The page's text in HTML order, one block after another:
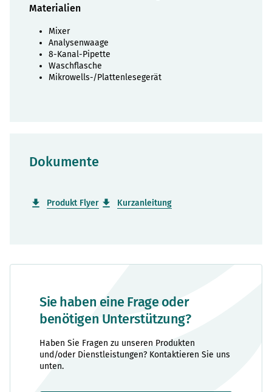
Sie haben eine Frage oder
benötigen Unterstützung?
Haben Sie Fragen zu unseren Produkten
und/oder Dienstleistungen? Kontaktieren Sie uns
unten.
Materialien
Mixer
Analysenwaage
8-Kanal-Pipette
Waschflasche
Mikrowells-/Plattenlesegerät
Dokumente
Produkt Flyer Kurzanleitung